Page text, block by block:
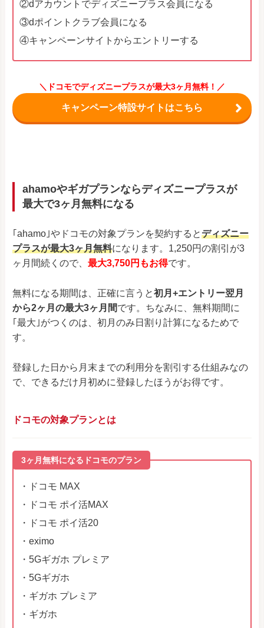
②dアカウントでディズニープラス会員になる
③dポイントクラブ会員になる
④キャンペーンサイトからエントリーする
＼ドコモでディズニープラスが最大3ヶ月無料！／
キャンペーン特設サイトはこちら
ahamoやギガプランならディズニープラスが
最大で3ヶ月無料になる
｢ahamo｣やドコモの対象プランを契約するとディズニー
プラスが最大3ヶ月無料になります。1,250円の割引が3
ヶ月間続くので、 最大3,750円もお得です。
無料になる期間は、正確に言うと初月+エントリー翌月
から2ヶ月の最大3ヶ月間です。ちなみに、無料期間に
｢最大｣がつくのは、初月のみ日割り計算になるためで
す。
登録した日から月末までの利用分を割引する仕組みなの
で、できるだけ月初めに登録したほうがお得です。
ドコモの対象プランとは
3ヶ月無料になるドコモのプラン
・ドコモ MAX
・ドコモ ポイ活MAX
・ドコモ ポイ活20
・eximo
・5Gギガホ プレミア
・5Gギガホ
・ギガホ プレミア
・ギガホ